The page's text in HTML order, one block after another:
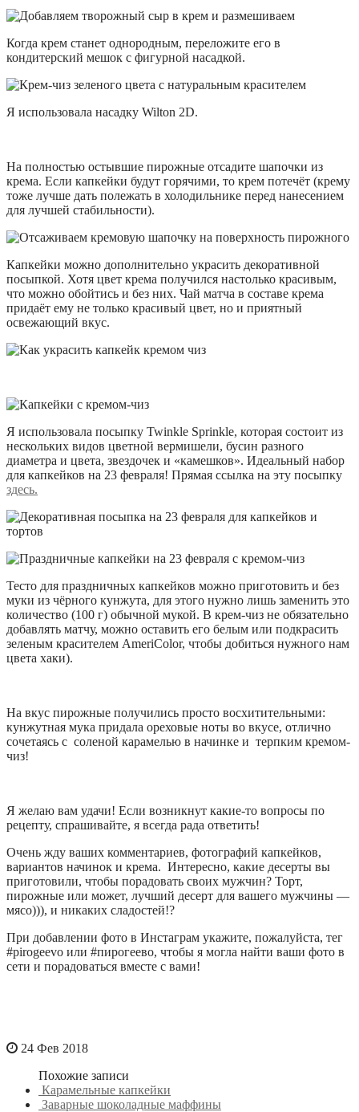
Когда крем станет однородным, переложите его в
кондитерский мешок с фигурной насадкой.
Я использовала насадку Wilton 2D.
На полностью остывшие пирожные отсадите шапочки из
крема. Если капкейки будут горячими, то крем потечёт (крему
тоже лучше дать полежать в холодильнике перед нанесением
для лучшей стабильности).
Капкейки можно дополнительно украсить декоративной
посыпкой. Хотя цвет крема получился настолько красивым,
что можно обойтись и без них. Чай матча в составе крема
придаёт ему не только красивый цвет, но и приятный
освежающий вкус.
Я использовала посыпку Twinkle Sprinkle, которая состоит из
нескольких видов цветной вермишели, бусин разного
диаметра и цвета, звездочек и «камешков». Идеальный набор
для капкейков на 23 февраля! Прямая ссылка на эту посыпку
здесь.
Тесто для праздничных капкейков можно приготовить и без
муки из чёрного кунжута, для этого нужно лишь заменить это
количество (100 г) обычной мукой. В крем-чиз не обязательно
добавлять матчу, можно оставить его белым или подкрасить
зеленым красителем AmeriColor, чтобы добиться нужного нам
цвета хаки).
На вкус пирожные получились просто восхитительными:
кунжутная мука придала ореховые ноты во вкусе, отлично
сочетаясь с соленой карамелью в начинке и терпким кремом-
чиз!
Я желаю вам удачи! Если возникнут какие-то вопросы по
рецепту, спрашивайте, я всегда рада ответить!
Очень жду ваших комментариев, фотографий капкейков,
вариантов начинок и крема. Интересно, какие десерты вы
приготовили, чтобы порадовать своих мужчин? Торт,
пирожные или может, лучший десерт для вашего мужчины —
мясо))), и никаких сладостей!?
При добавлении фото в Инстаграм укажите, пожалуйста, тег
#pirogeevo или #пирогеево, чтобы я могла найти ваши фото в
сети и порадоваться вместе с вами!
24 Фев 2018
Похожие записи
Карамельные капкейки
Заварные шоколадные маффины